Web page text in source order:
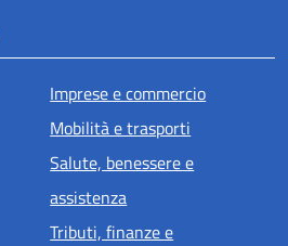
Imprese e commercio
Mobilità e trasporti
Salute, benessere e
assistenza
Tributi, finanze e